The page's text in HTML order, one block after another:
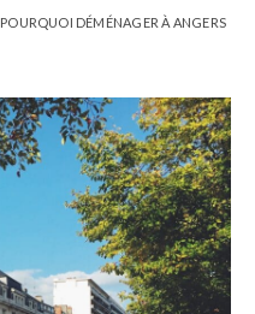
POURQUOI DÉMÉNAGER À ANGERS